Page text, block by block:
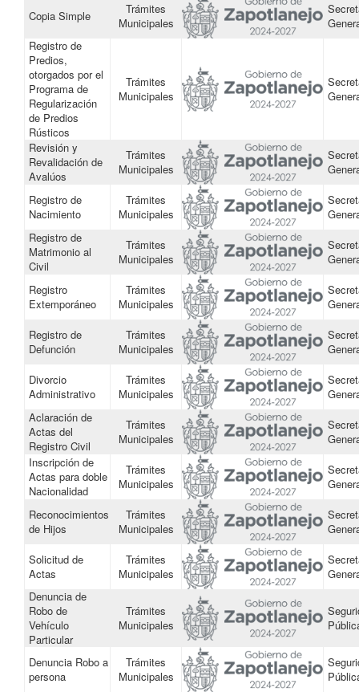
Copia Simple
Trámites
Municipales
Registro de
Predios,
otorgados por el
Programa de
Regularización
de Predios
Rústicos
Trámites
Municipales
Revisión y
Revalidación de
Avalúos
Trámites
Municipales
Registro de
Nacimiento
Trámites
Municipales
Registro de
Matrimonio al
Civil
Trámites
Municipales
Registro
Extemporáneo
Trámites
Municipales
Registro de
Defunción
Trámites
Municipales
Divorcio
Administrativo
Trámites
Municipales
Aclaración de
Actas del
Registro Civil
Trámites
Municipales
Inscripción de
Actas para doble
Nacionalidad
Trámites
Municipales
Reconocimientos
de Hijos
Trámites
Municipales
Solicitud de
Actas
Trámites
Municipales
Denuncia de
Robo de
Vehículo
Particular
Trámites
Municipales
Denuncia Robo a
persona
Trámites
Municipales